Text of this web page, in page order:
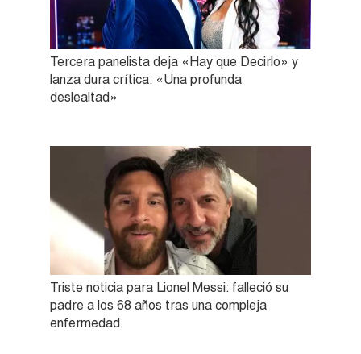
Tercera panelista deja «Hay que Decirlo» y
lanza dura crítica: «Una profunda
deslealtad»
Triste noticia para Lionel Messi: falleció su
padre a los 68 años tras una compleja
enfermedad